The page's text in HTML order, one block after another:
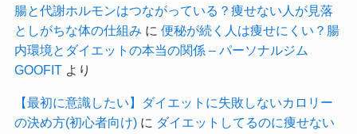
腸と代謝ホルモンはつながっている？痩せない人が見落
としがちな体の仕組み に 便秘が続く人は痩せにくい？腸
内環境とダイエットの本当の関係 – パーソナルジム
GOOFITより
【最初に意識したい】ダイエットに失敗しないカロリー
の決め方(初心者向け)に ダイエットしてるのに痩せない